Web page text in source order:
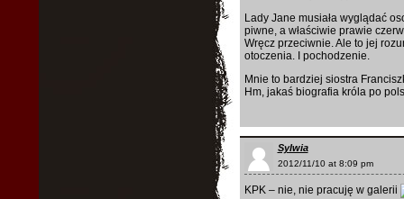
Lady Jane musiała wyglądać
piwne, a właściwie prawie
Wręcz przeciwnie. Ale to jej
otoczenia. I pochodzenie.
Mnie to bardziej siostra
Hm, jakaś biografia króla po
Sylwia
2012/11/10 at 8:09 pm
KPK – nie, nie pracuję w galerii